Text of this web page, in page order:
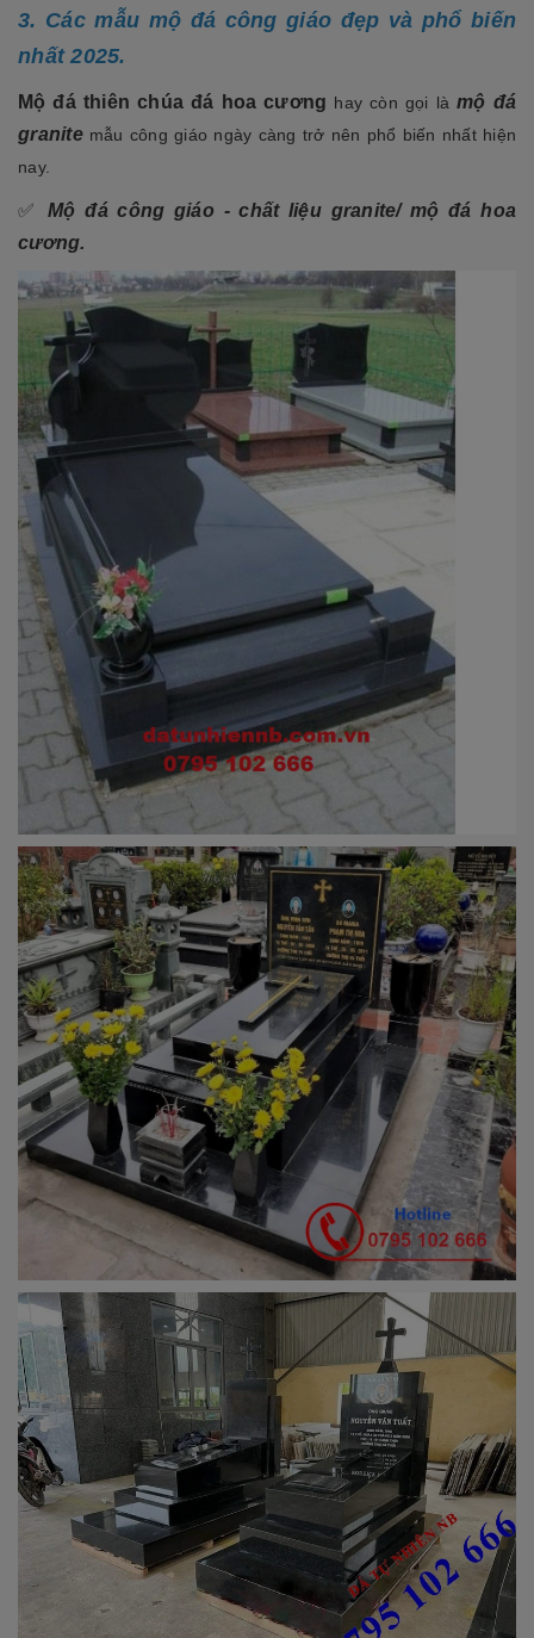
3. Các mẫu mộ đá công giáo đẹp và phổ biến
nhất 2025.
Mộ đá thiên chúa đá hoa cương hay còn gọi làmộ đá
granite mẫu công giáo ngày càng trở nên phổ biến nhất hiện
nay.
✅
Mộ đá công giáo - chất liệu granite/ mộ đá hoa
cương.